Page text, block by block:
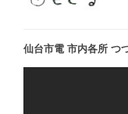
仙台市電 市内各所 つ